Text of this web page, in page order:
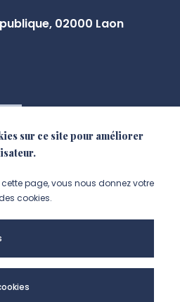
02000 Laon
sur ce site pour améliorer
page, vous nous donnez votre
cookies.